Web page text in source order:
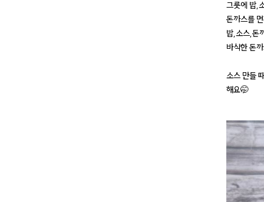
그릇에 밥,
돈까스를
밥,소스,돈
바삭한 돈
소스 만들
해요🤭